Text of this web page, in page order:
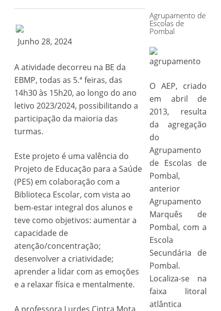
Junho 28, 2024
A atividade decorreu na BE da
EBMP, todas as 5.ª feiras, das
14h30 às 15h20, ao longo do ano
letivo 2023/2024, possibilitando a
participação da maioria das
turmas.
Este projeto é uma valência do
Projeto de Educação para a Saúde
(PES) em colaboração com a
Biblioteca Escolar, com vista ao
bem-estar integral dos alunos e
teve como objetivos: aumentar a
capacidade de
atenção/concentração;
desenvolver a criatividade;
aprender a lidar com as emoções
e a relaxar física e mentalmente.
Agrupamento de
Escolas de
Pombal
O AEP, criado
em abril de
2013, resulta
da agregação
do
Agrupamento
de Escolas de
Pombal,
anterior
Agrupamento
Marquês de
Pombal, com a
Escola
Secundária de
Pombal.
Localiza-se na
faixa litoral
atlântica